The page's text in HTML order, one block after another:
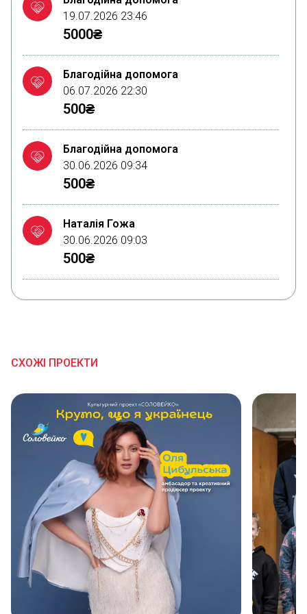
19.07.2026 23:46
5000₴
Благодійна допомога
06.07.2026 22:30
500₴
Благодійна допомога
30.06.2026 09:34
500₴
Наталія Гожа
30.06.2026 09:03
500₴
Благодійна допомога
500₴
Благодійна допомога
18.06.2026 09:21
1000₴
Благодійна допомога
16.06.2026 21:46
200₴
Благодійна допомога
СХОЖІ ПРОЕКТИ